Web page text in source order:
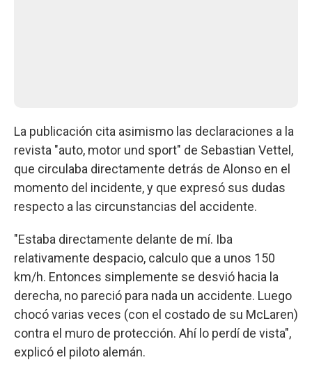
La publicación cita asimismo las declaraciones a la
revista "auto, motor und sport" de Sebastian Vettel,
que circulaba directamente detrás de Alonso en el
momento del incidente, y que expresó sus dudas
respecto a las circunstancias del accidente.
"Estaba directamente delante de mí. Iba
relativamente despacio, calculo que a unos 150
km/h. Entonces simplemente se desvió hacia la
derecha, no pareció para nada un accidente. Luego
chocó varias veces (con el costado de su McLaren)
contra el muro de protección. Ahí lo perdí de vista",
explicó el piloto alemán.